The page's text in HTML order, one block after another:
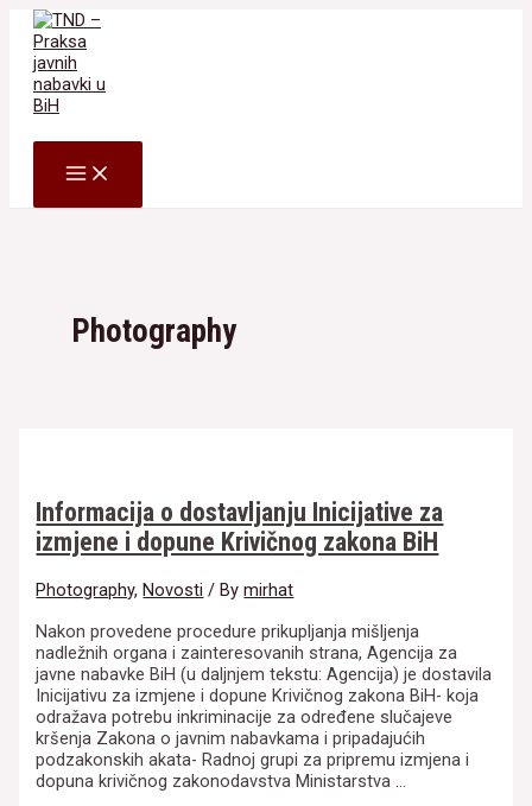
Skip
content
MAIN
MENU
Photography
Informacija o dostavljanju Inicijative za
izmjene i dopune Krivičnog zakona BiH
Photography,Novosti / Bymirhat
Nakon provedene procedure prikupljanja mišljenja
nadležnih organa i zainteresovanih strana, Agencija za
javne nabavke BiH (u daljnjem tekstu: Agencija) je dostavila
Inicijativu za izmjene i dopune Krivičnog zakona BiH- koja
odražava potrebu inkriminacije za određene slučajeve
kršenja Zakona o javnim nabavkama i pripadajućih
podzakonskih akata- Radnoj grupi za pripremu izmjena i
dopuna krivičnog zakonodavstva Ministarstva …